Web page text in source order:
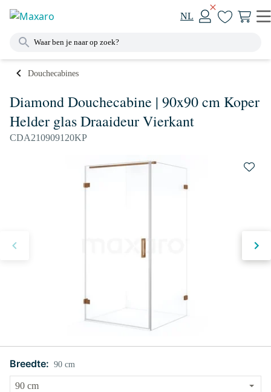
NL
Douchecabines
Diamond Douchecabine | 90x90 cm Koper
Helder glas Draaideur Vierkant
CDA210909120KP
Breedte: 90 cm